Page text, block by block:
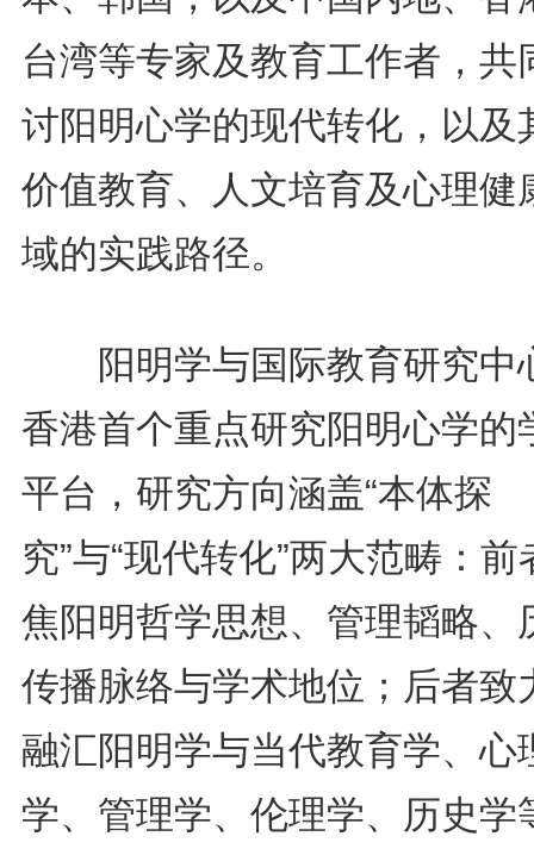
台湾等专家及教育工作者，共
讨阳明心学的现代转化，以及
价值教育、人文培育及心理健
域的实践路径。
阳明学与国际教育研究中
香港首个重点研究阳明心学的
平台，研究方向涵盖“本体探
究”与“现代转化”两大范畴：前
焦阳明哲学思想、管理韬略、
传播脉络与学术地位；后者致
融汇阳明学与当代教育学、心
学、管理学、伦理学、历史学